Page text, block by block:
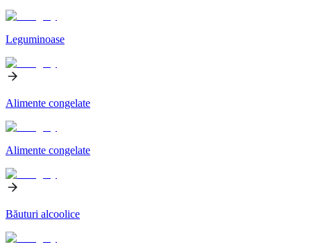
Leguminoase
Alimente congelate
Alimente congelate
Băuturi alcoolice